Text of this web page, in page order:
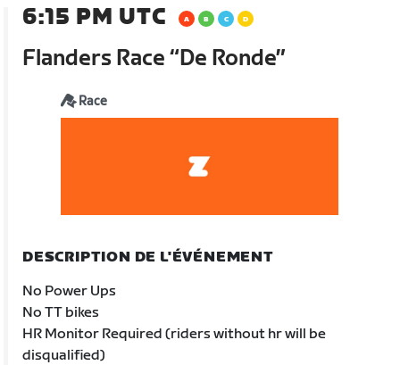
6:15 PM UTC
Flanders Race “De Ronde”
Race
DESCRIPTION DE L'ÉVÉNEMENT
No Power Ups
No TT bikes
HR Monitor Required (riders without hr will be
disqualified)